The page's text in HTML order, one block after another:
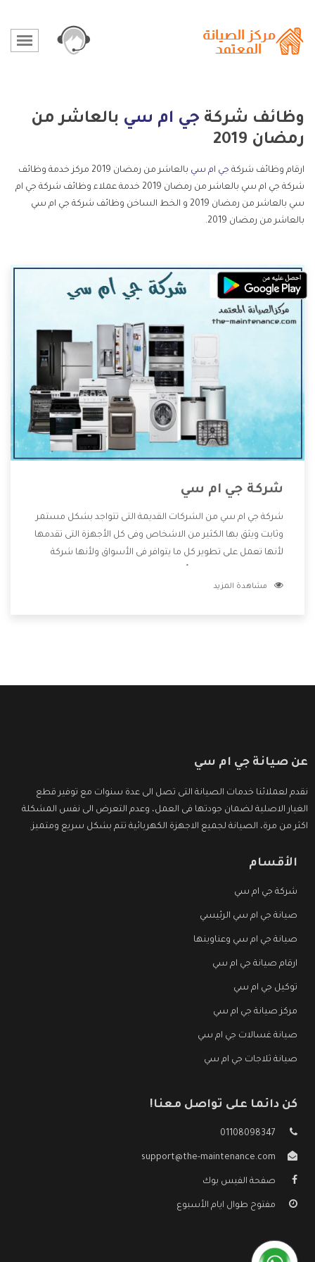
وظائف شركة جي ام سي بالعاشر من
رمضان 2019
ارقام وظائف شركة جي ام سي
بالعاشر من رمضان 2019 مركز خدمة وظائف
شركة جي ام سي بالعاشر من رمضان 2019 خدمة عملاء وظائف شركة جي ام
سي بالعاشر من رمضان 2019 و الخط الساخن وظائف شركة جي ام سي
بالعاشر من رمضان 2019.
شركة جي ام سي
شركة جي ام سي من الشركات القديمة التى تتواجد بشكل مستمر
وثابت ويثق بها الكثير من الاشخاص وفى كل الأجهزة التى تقدمها
لأنها تعمل على تطوير كل ما يتوافر فى الأسواق ولأنها شركة
وتقدم للعملاء أقوى العروض والخصومات التى تسهل على
مشاهدة المزيد
عن صيانة جي ام سي
نقدم لعملائنا خدمات الصيانة التى تصل الى عدة سنوات مع توفير قطع
الغيار الاصلية لضمان جودتها فى العمل، وعدم التعرض الى نفس المشكلة
اكثر من مرة، الصيانة لجميع الاجهزة الكهربائية تتم بشكل سريع ومتميز.
الأقسام
شركة جي ام سي
صيانة جي ام سي الرئيسي
صيانة جي ام سي وعناوينها
ارقام صيانة جي ام سي
توكيل جي ام سي
مركز صيانة جي ام سي
صيانة غسالات جي ام سي
صيانة ثلاجات جي ام سي
كن دائما على تواصل معنا!
01108098347
support@the-maintenance.com
صفحة الفيس بوك
مفتوح طوال ايام الأسبوع